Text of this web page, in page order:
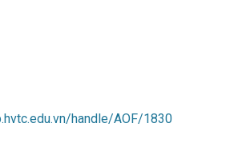
handle/AOF/1830